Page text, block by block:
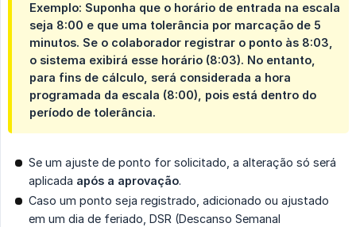
Exemplo: Suponha que o horário de entrada na escala
seja 8:00 e que uma tolerância por marcação de 5
minutos. Se o colaborador registrar o ponto às 8:03,
o sistema exibirá esse horário (8:03). No entanto,
para fins de cálculo, será considerada a hora
programada da escala (8:00), pois está dentro do
período de tolerância.
Se um ajuste de ponto for solicitado, a alteração só será
aplicada após a aprovação.
Caso um ponto seja registrado, adicionado ou ajustado
em um dia de feriado, DSR (Descanso Semanal